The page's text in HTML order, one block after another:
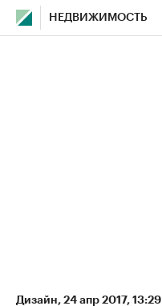
НЕДВИЖИМОСТЬ
Дизайн⁠, 24 апр 2017, 13:29